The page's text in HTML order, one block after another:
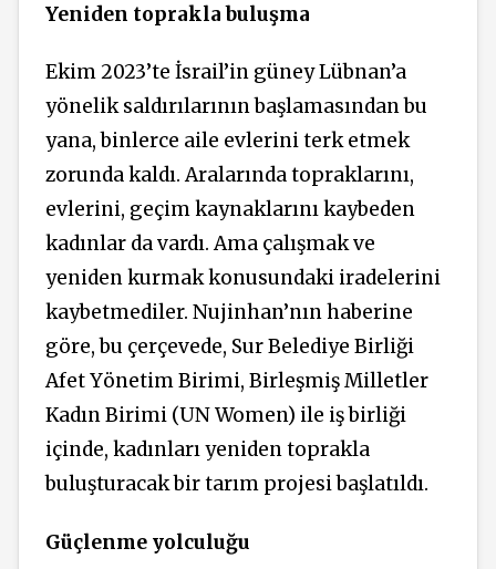
Yeniden toprakla buluşma
Ekim 2023’te İsrail’in güney Lübnan’a
yönelik saldırılarının başlamasından bu
yana, binlerce aile evlerini terk etmek
zorunda kaldı. Aralarında topraklarını,
evlerini, geçim kaynaklarını kaybeden
kadınlar da vardı. Ama çalışmak ve
yeniden kurmak konusundaki iradelerini
kaybetmediler. Nujinhan’nın haberine
göre, bu çerçevede, Sur Belediye Birliği
Afet Yönetim Birimi, Birleşmiş Milletler
Kadın Birimi (UN Women) ile iş birliği
içinde, kadınları yeniden toprakla
buluşturacak bir tarım projesi başlatıldı.
Güçlenme yolculuğu